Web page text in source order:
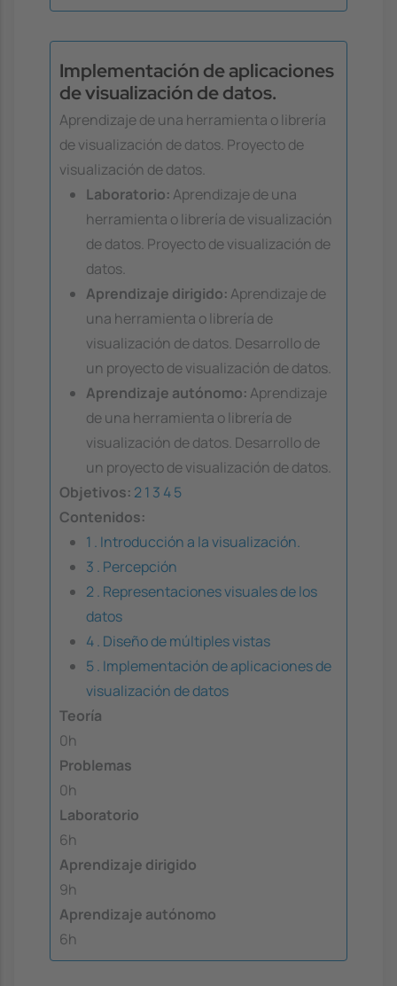
Implementación de aplicaciones
de visualización de datos.
Aprendizaje de una herramienta o librería
de visualización de datos. Proyecto de
visualización de datos.
Laboratorio: Aprendizaje de una
herramienta o librería de visualización
de datos. Proyecto de visualización de
datos.
Aprendizaje dirigido: Aprendizaje de
una herramienta o librería de
visualización de datos. Desarrollo de
un proyecto de visualización de datos.
Aprendizaje autónomo: Aprendizaje
de una herramienta o librería de
visualización de datos. Desarrollo de
un proyecto de visualización de datos.
Objetivos: 21 3 45
Contenidos:
1 . Introducción a la visualización.
3 . Percepción
2 . Representaciones visuales de los
datos
4 . Diseño de múltiples vistas
5 . Implementación de aplicaciones de
visualización de datos
Teoría
0h
Problemas
0h
Laboratorio
6h
Aprendizaje dirigido
9h
Aprendizaje autónomo
6h